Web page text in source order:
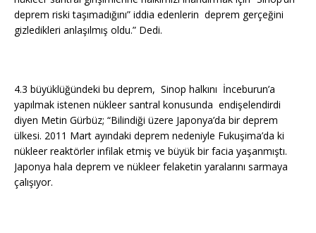
deprem riski taşımadığını” iddia edenlerin deprem gerçeğini
gizledikleri anlaşılmış oldu.” Dedi.
4.3 büyüklüğündeki bu deprem, Sinop halkını İnceburun’a
yapılmak istenen nükleer santral konusunda endişelendirdi
diyen Metin Gürbüz; “Bilindiği üzere Japonya’da bir deprem
ülkesi. 2011 Mart ayındaki deprem nedeniyle Fukuşima’da ki
nükleer reaktörler infilak etmiş ve büyük bir facia yaşanmıştı.
Japonya hala deprem ve nükleer felaketin yaralarını sarmaya
çalışıyor.